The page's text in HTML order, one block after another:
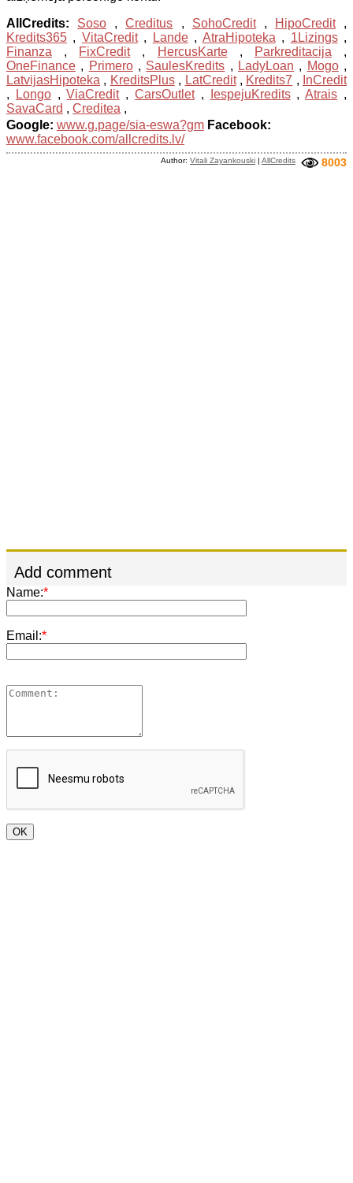
AllCredits:
Soso ,Creditus , SohoCredit, HipoCredit,
Kredits365 , VitaCredit, Lande, AtraHipoteka , 1Lizings,
Finanza , FixCredit, HercusKarte, Parkreditacija ,
OneFinance , Primero, SaulesKredits , LadyLoan , Mogo,
LatvijasHipoteka , KreditsPlus, LatCredit, Kredits7 , InCredit
,
Longo,ViaCredit,CarsOutlet, IespejuKredits,Atrais ,
SavaCard , Creditea ,
Google: www.g.page/sia-eswa?gm Facebook:
www.facebook.com/allcredits.lv/
8003
Author: Vitali Zayankouski | AllCredits
Add comment
Name:*
Email:*